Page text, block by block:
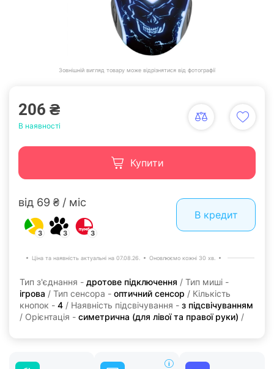
Зовнішній вигляд товару може відрізнятися від фотографії
206 ₴
В наявності
Купити
від 69 ₴ / міс
3 3 3
В кредит
Ціна та наявність актуальні на 07.08.26. Оновлюємо кожні 30 хв.
Тип з'єднання - дротове підключення / Тип миші -
ігрова / Тип сенсора - оптичний сенсор / Кількість
кнопок - 4 / Наявність підсвічування - з підсвічуванням
/ Орієнтація - симетрична (для лівої та правої руки) /